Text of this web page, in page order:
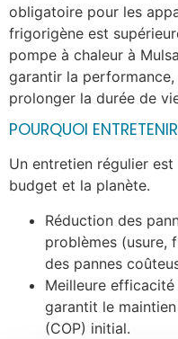
obligatoire pour les
frigorigène est
pompe à chaleur à
garantir la
prolonger la durée de
POURQUOI
Un entretien régulier
budget et la planète.
Réduction des
problèmes (usure,
des pannes
Meilleure
garantit le
(COP) initial.